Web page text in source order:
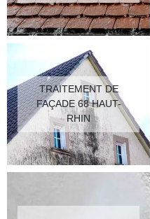
TRAITEMENT DE
FAÇADE 68 HAUT-
RHIN